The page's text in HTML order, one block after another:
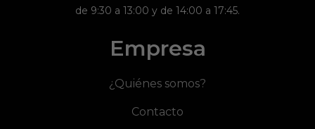
de 9:30 a 13:00 y de 14:00 a 17:45.
Empresa
¿Quiénes somos?
Contacto